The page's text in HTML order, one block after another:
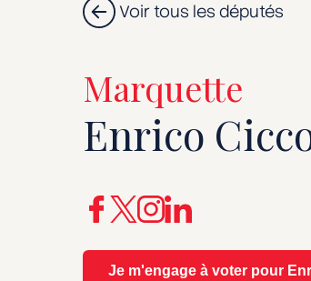
Voir tous les députés
Marquette
Enrico
Je m'engage à voter pour